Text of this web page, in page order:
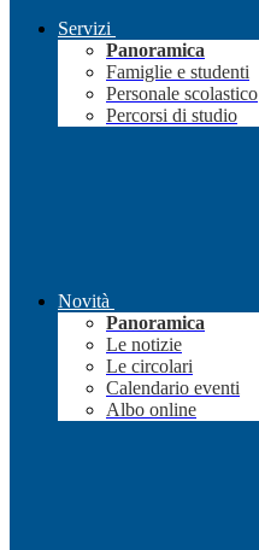
Servizi
Panoramica
Famiglie e studenti
Personale scolastico
Percorsi di studio
Novità
Panoramica
Le notizie
Le circolari
Calendario eventi
Albo online